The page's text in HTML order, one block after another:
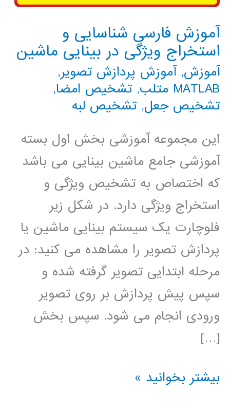
آموزش فارسی شناسایی و
استخراج ویژگی در بینایی ماشین
آموزش,آموزش پردازش تصویر,
MATLAB متلب
, تشخیص امضا,
تشخیص جعل, تشخیص لبه
این مجموعه آموزشی بخش اول بسته
آموزشی جامع ماشین بینایی می باشد
که اختصاص به تشخیص ویژگی و
استخراج ویژگی دارد. در شکل زیر
فلوچارت یک سیستم بینایی ماشین یا
پردازش تصویر را مشاهده می کنید: در
مرحله ابتدایی تصویر گرفته شده و
سپس پیش پردازش بر روی تصویر
ورودی انجام می شود. سپس بخش
[…]
آموزش
بیشتر بخوانید »